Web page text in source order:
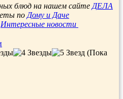
блюд на нашем сайте ДЕЛА
по Дому и Даче
Интересные новости
(Пока